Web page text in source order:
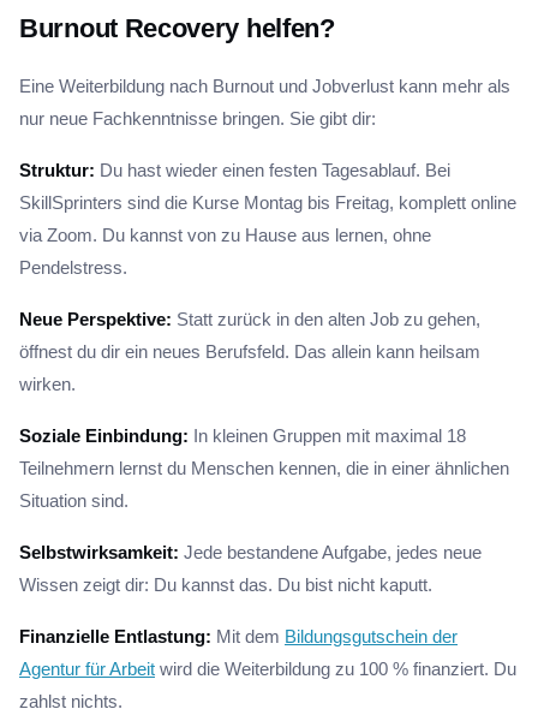
Burnout Recovery helfen?
Eine Weiterbildung nach Burnout und Jobverlust kann mehr als
nur neue Fachkenntnisse bringen. Sie gibt dir:
Struktur: Du hast wieder einen festen Tagesablauf. Bei
SkillSprinters sind die Kurse Montag bis Freitag, komplett online
via Zoom. Du kannst von zu Hause aus lernen, ohne
Pendelstress.
Neue Perspektive: Statt zurück in den alten Job zu gehen,
öffnest du dir ein neues Berufsfeld. Das allein kann heilsam
wirken.
Soziale Einbindung: In kleinen Gruppen mit maximal 18
Teilnehmern lernst du Menschen kennen, die in einer ähnlichen
Situation sind.
Selbstwirksamkeit: Jede bestandene Aufgabe, jedes neue
Wissen zeigt dir: Du kannst das. Du bist nicht kaputt.
Finanzielle Entlastung: Mit dem Bildungsgutschein der
Agentur für Arbeit wird die Weiterbildung zu 100 % finanziert. Du
zahlst nichts.